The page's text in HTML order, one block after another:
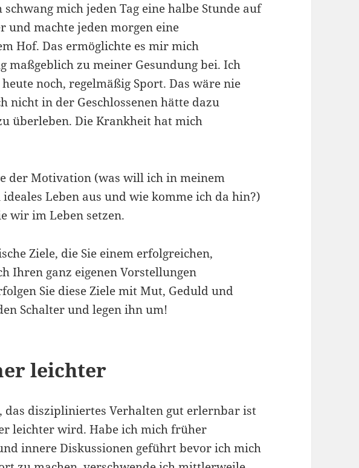
schwang mich jeden Tag eine halbe Stunde auf
und machte jeden morgen eine
Hof. Das ermöglichte es mir mich
maßgeblich zu meiner Gesundung bei. Ich
noch, regelmäßig Sport. Das wäre nie
nicht in der Geschlossenen hätte dazu
überleben. Die Krankheit hat mich
der Motivation (was will ich in meinem
Leben aus und wie komme ich da hin?)
wir im Leben setzen.
Ziele, die Sie einem erfolgreichen,
Ihren ganz eigenen Vorstellungen
Sie diese Ziele mit Mut, Geduld und
Schalter und legen ihn um!
leichter
das diszipliniertes Verhalten gut erlernbar ist
leichter wird. Habe ich mich früher
innere Diskussionen geführt bevor ich mich